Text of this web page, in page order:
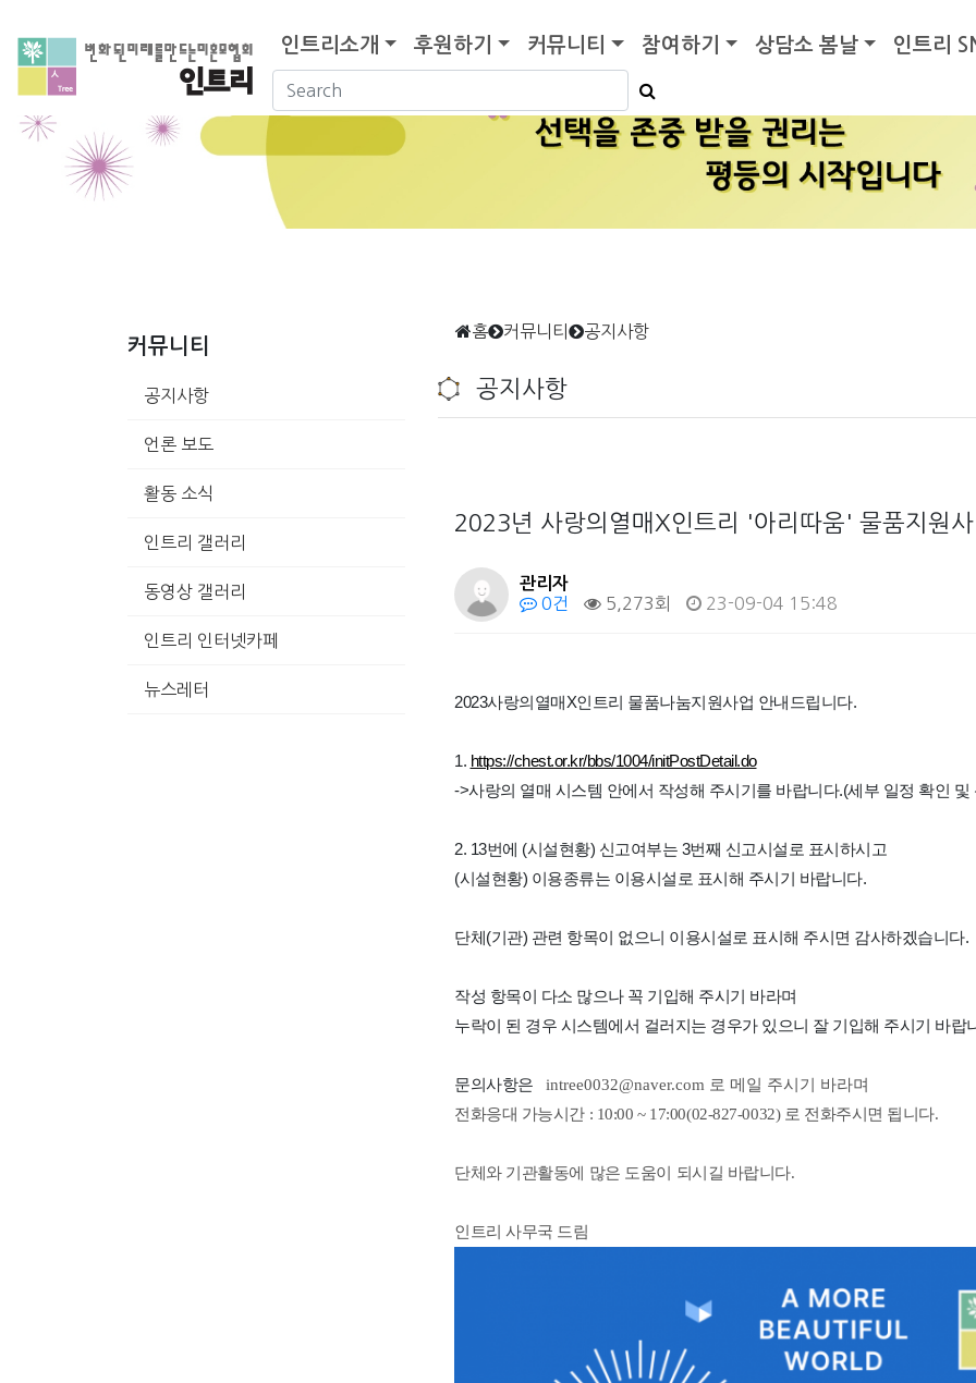
인트리소개 후원하기 커뮤니티 참여하기 상담소 봄날 인트리
커뮤니티
공지사항
언론 보도
활동 소식
인트리 갤러리
동영상 갤러리
인트리 인터넷카페
뉴스레터
홈 커뮤니티 공지사항
공지사항
2023년 사랑의열매X인트리 '아리따움' 물품지원
관리자
0건 5,273회 23-09-04 15:48
2023사랑의열매X인트리 물품나눔지원사업 안내드립니다.
1. https://chest.or.kr/bbs/1004/initPostDetail.do
->사랑의 열매 시스템 안에서 작성해 주시기를 바랍니다.(세부 일정 확인 및
2. 13번에 (시설현황) 신고여부는 3번째 신고시설로 표시하시고
(시설현황) 이용종류는 이용시설로 표시해 주시기 바랍니다.
단체(기관) 관련 항목이 없으니 이용시설로 표시해 주시면 감사하겠습니다.
작성 항목이 다소 많으나 꼭 기입해 주시기 바라며
누락이 된 경우 시스템에서 걸러지는 경우가 있으니 잘 기입해 주시기 바랍
문의사항은
intree0032@naver.com 로 메일 주시기 바라며
전화응대 가능시간 : 10:00 ~ 17:00(02-827-0032) 로 전화주시면 됩니다.
단체와 기관활동에 많은 도움이 되시길 바랍니다.
인트리 사무국 드림